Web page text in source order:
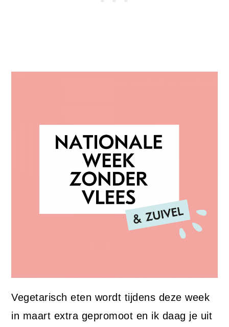
Vegetarisch eten wordt tijdens deze week
in maart extra gepromoot en ik daag je uit